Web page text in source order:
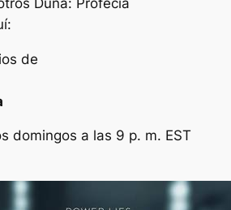
de
domingos a las 9 p. m. EST